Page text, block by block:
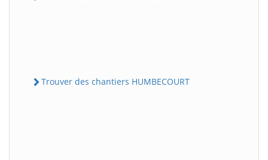
Trouver des chantiers HUMBECOURT